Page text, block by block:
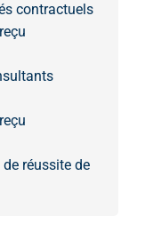
contractuels
réussite de